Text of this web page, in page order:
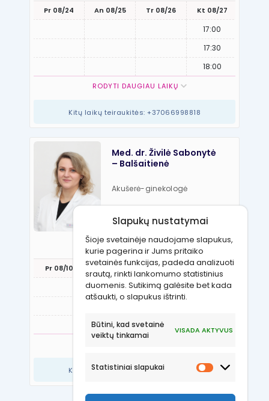
Slapukų nustatymai
Šioje svetainėje naudojame slapukus,
kurie pagerina ir Jums pritaiko
svetainės funkcijas, padeda analizuoti
srautą, rinkti lankomumo statistinius
duomenis. Sutikimą galėsite bet kada
atšaukti, o slapukus ištrinti.
Būtini, kad svetainė
veiktų tinkamai
VISADA AKTYVUS
Statistiniai slapukai
Pr 08/24 An 08/25 Tr 08/26 Kt 08/27
17:00
17:30
18:00
RODYTI DAUGIAU LAIKŲ
Kitų laikų teiraukitės: +37066998818
Med. dr. Živilė Sabonytė
– Balšaitienė
Akušerė-ginekologė
Kalbos:
Lietuvių, anglų, rusų
REGISTRUOTIS VIZITUI
Pr 08/10 An 08/11
13:15
Tr 08/12
16:00
17:00
Kt 08/13
Kitų laikų teiraukitės: +37066998818